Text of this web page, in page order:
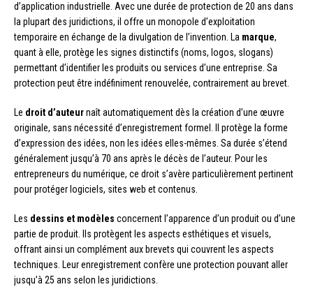
d’application industrielle. Avec une durée de protection de 20 ans dans
la plupart des juridictions, il offre un monopole d’exploitation
temporaire en échange de la divulgation de l’invention. La marque,
quant à elle, protège les signes distinctifs (noms, logos, slogans)
permettant d’identifier les produits ou services d’une entreprise. Sa
protection peut être indéfiniment renouvelée, contrairement au brevet.
Le droit d’auteurnaît automatiquement dès la création d’une œuvre
originale, sans nécessité d’enregistrement formel. Il protège la forme
d’expression des idées, non les idées elles-mêmes. Sa durée s’étend
généralement jusqu’à 70 ans après le décès de l’auteur. Pour les
entrepreneurs du numérique, ce droit s’avère particulièrement pertinent
pour protéger logiciels, sites web et contenus.
Les dessins et modèles concernent l’apparence d’un produit ou d’une
partie de produit. Ils protègent les aspects esthétiques et visuels,
offrant ainsi un complément aux brevets qui couvrent les aspects
techniques. Leur enregistrement confère une protection pouvant aller
jusqu’à 25 ans selon les juridictions.